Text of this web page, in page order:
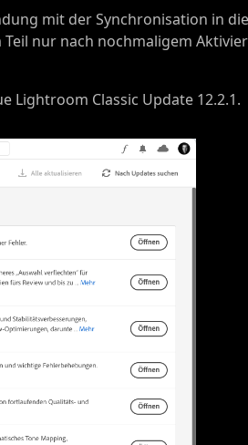
mit der Synchronisation in
nur nach nochmaligem
Lightroom Classic Update 12.2.1.